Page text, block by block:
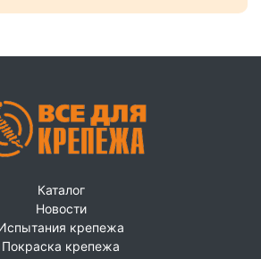
Каталог
Новости
крепежа
Покраска крепежа